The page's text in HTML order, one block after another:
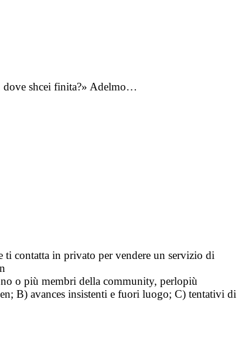
dove shcei finita?» Adelmo…
contatta in privato per vendere un servizio di
o più membri della community, perlopiù
B) avances insistenti e fuori luogo; C) tentativi di